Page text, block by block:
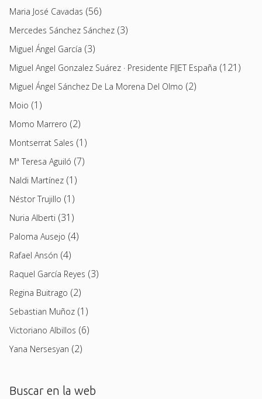
Maria José Cavadas (56)
Mercedes Sánchez Sánchez (3)
Miguel Ángel García (3)
Miguel Angel Gonzalez Suárez · Presidente FIJET España (121)
Miguel Ángel Sánchez De La Morena Del Olmo (2)
Moio (1)
Momo Marrero (2)
Montserrat Sales (1)
Mª Teresa Aguiló (7)
Naldi Martínez (1)
Néstor Trujillo (1)
Nuria Alberti (31)
Paloma Ausejo (4)
Rafael Ansón (4)
Raquel García Reyes (3)
Regina Buitrago (2)
Sebastian Muñoz (1)
Victoriano Albillos (6)
Yana Nersesyan (2)
Buscar en la web